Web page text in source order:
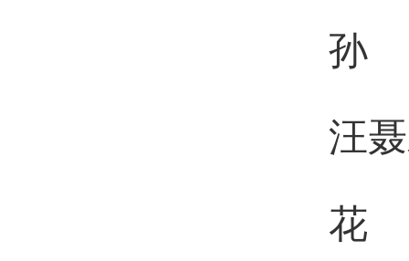
孙
汪
花